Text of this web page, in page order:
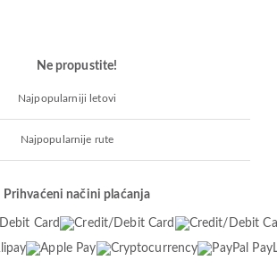
Ne propustite!
Najpopularniji letovi
Najpopularnije rute
Prihvaćeni načini plaćanja